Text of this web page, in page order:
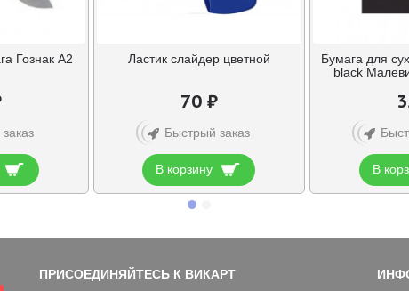
Гознак А2 Ластик слайдер цветной
70 ₽
Быстрый заказ
В корзину
Бумага для
black
В
ПРИСОЕДИНЯЙТЕСЬ К ВИКАРТ